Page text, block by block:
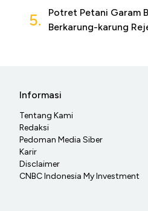
5.
Potret Petani Garam
Berkarung-karung
Informasi
Tentang Kami
Redaksi
Pedoman Media Siber
Karir
Disclaimer
CNBC Indonesia My Investment